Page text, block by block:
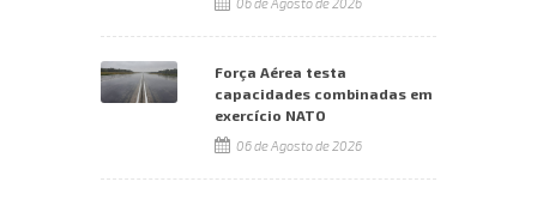
Força Aérea testa
capacidades combinadas em
exercício NATO
06 de Agosto de 2026